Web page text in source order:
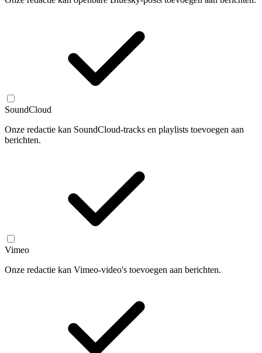
SoundCloud
Onze redactie kan SoundCloud-tracks en playlists toevoegen aan
berichten.
Vimeo
Onze redactie kan Vimeo-video's toevoegen aan berichten.